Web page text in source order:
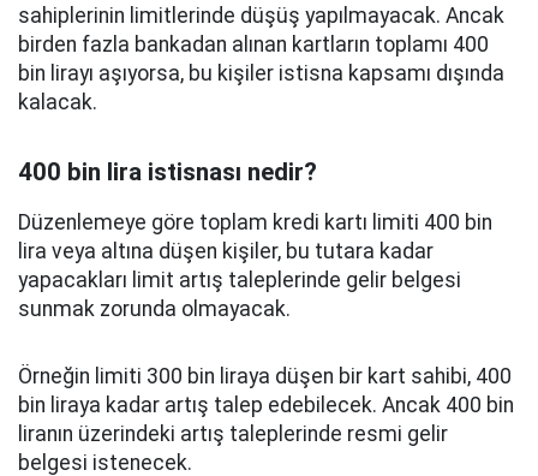
sahiplerinin limitlerinde düşüş yapılmayacak. Ancak
birden fazla bankadan alınan kartların toplamı 400
bin lirayı aşıyorsa, bu kişiler istisna kapsamı dışında
kalacak.
400 bin lira istisnası nedir?
Düzenlemeye göre toplam kredi kartı limiti 400 bin
lira veya altına düşen kişiler, bu tutara kadar
yapacakları limit artış taleplerinde gelir belgesi
sunmak zorunda olmayacak.
Örneğin limiti 300 bin liraya düşen bir kart sahibi, 400
bin liraya kadar artış talep edebilecek. Ancak 400 bin
liranın üzerindeki artış taleplerinde resmi gelir
belgesi istenecek.